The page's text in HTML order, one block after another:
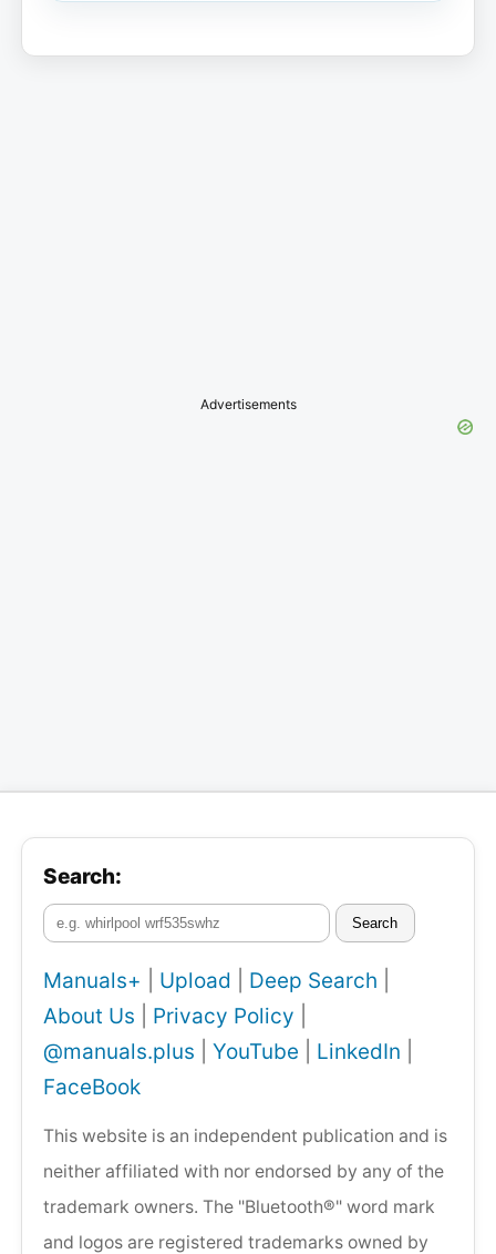
Advertisements
Search:
Search
Manuals+ Upload Deep Search
About Us
Privacy Policy
@manuals.plus
YouTube LinkedIn
FaceBook
This website is an independent publication and is
neither affiliated with nor endorsed by any of the
trademark owners. The "Bluetooth®" word mark
and logos are registered trademarks owned by